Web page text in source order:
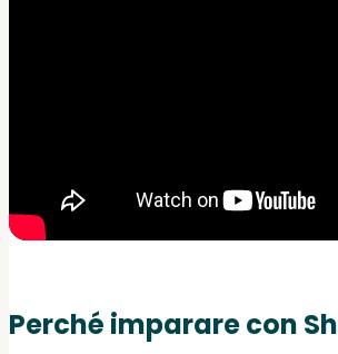
Perché imparare con